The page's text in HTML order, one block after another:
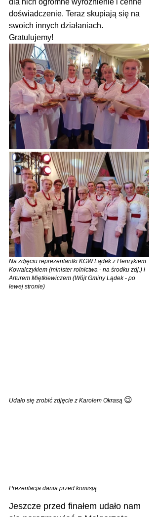
dla nich ogromne wyróżnienie i cenne
doświadczenie. Teraz skupiają się na
swoich innych działaniach.
Gratulujemy!
Na zdjęciu reprezentantki KGW Lądek z Henrykiem
Kowalczykiem (minister rolnictwa - na środku zdj.) i
Arturem Miętkiewiczem (Wójt Gminy Lądek - po
lewej stronie)
Udało się zrobić zdjęcie z Karolem Okrasą 😉
Prezentacja dania przed komisją
Jeszcze przed finałem udało nam